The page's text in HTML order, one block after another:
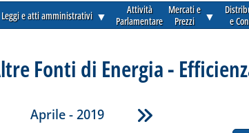
Leggi e atti amministrativi ▼
Attività
Parlamentare
Mercati e
Prezzi
▼
e
Fonti di Energia -
Aprile - 2019